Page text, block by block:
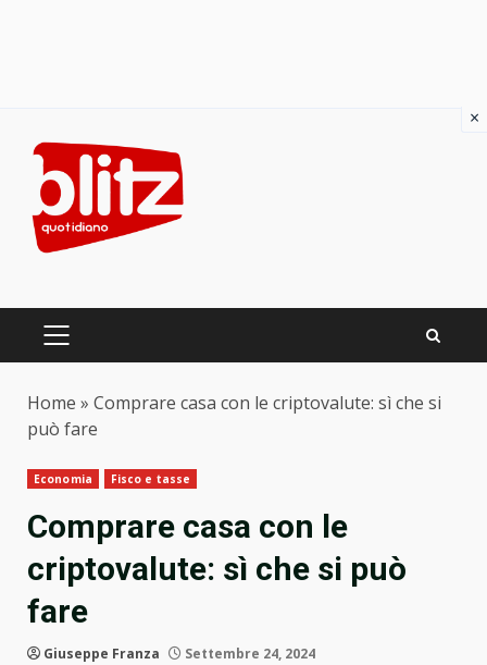
content
PRIMARY
Home » Comprare casa con le criptovalute: sì che si
può fare
Economia Fisco e tasse
Comprare casa con le
criptovalute: sì che si può
fare
Giuseppe Franza Settembre 24, 2024
×